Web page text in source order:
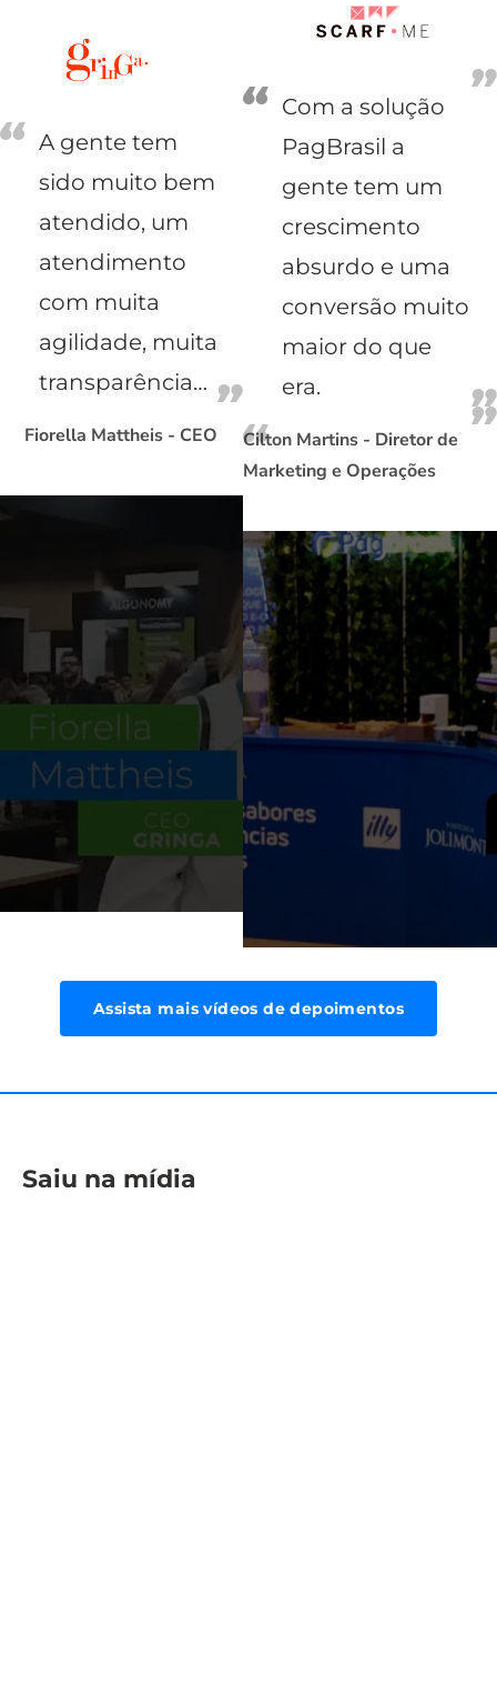
A gente tem
sido muito bem
atendido, um
atendimento
com muita
agilidade, muita
transparência…
Fiorella Mattheis - CEO
Com a solução
PagBrasil a
gente tem um
crescimento
absurdo e uma
conversão muito
maior do que
era.
Cilton Martins - Diretor de
Marketing e Operações
Assista mais vídeos de depoimentos
Saiu na mídia